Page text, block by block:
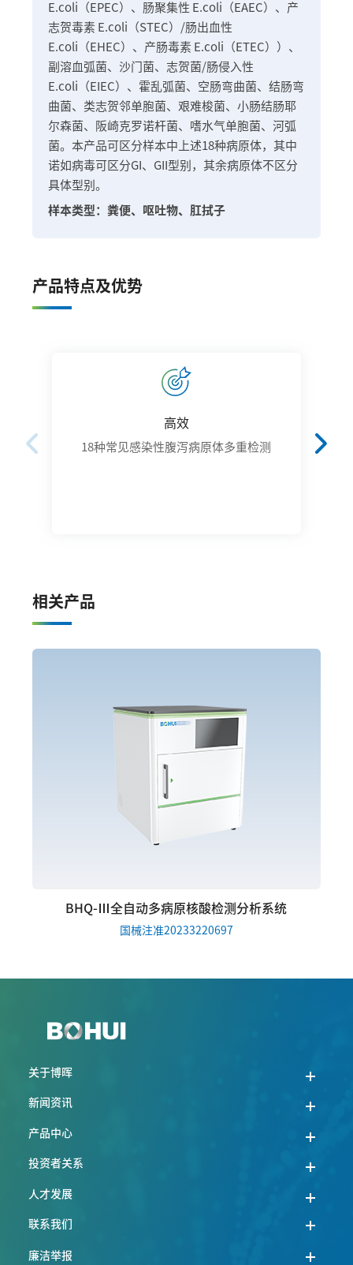
E.coli（EPEC）、肠聚集性 E.coli（EAEC）、产
志贺毒素 E.coli（STEC）/肠出血性
E.coli（EHEC）、产肠毒素 E.coli（ETEC））、
副溶血弧菌、沙门菌、志贺菌/肠侵入性
E.coli（EIEC）、霍乱弧菌、空肠弯曲菌、结肠弯
曲菌、类志贺邻单胞菌、艰难梭菌、小肠结肠耶
尔森菌、阪崎克罗诺杆菌、嗜水气单胞菌、河弧
菌。本产品可区分样本中上述18种病原体，其中
诺如病毒可区分GI、GII型别，其余病原体不区分
具体型别。
样本类型：粪便、呕吐物、肛拭子
产品特点及优势
高效
18种常见感染性腹泻病原体多重检测
相关产品
BHQ-Ⅲ全自动多病原核酸检测分析系统
国械注准20233220697
关于博晖
新闻资讯
产品中心
投资者关系
人才发展
联系我们
廉洁举报